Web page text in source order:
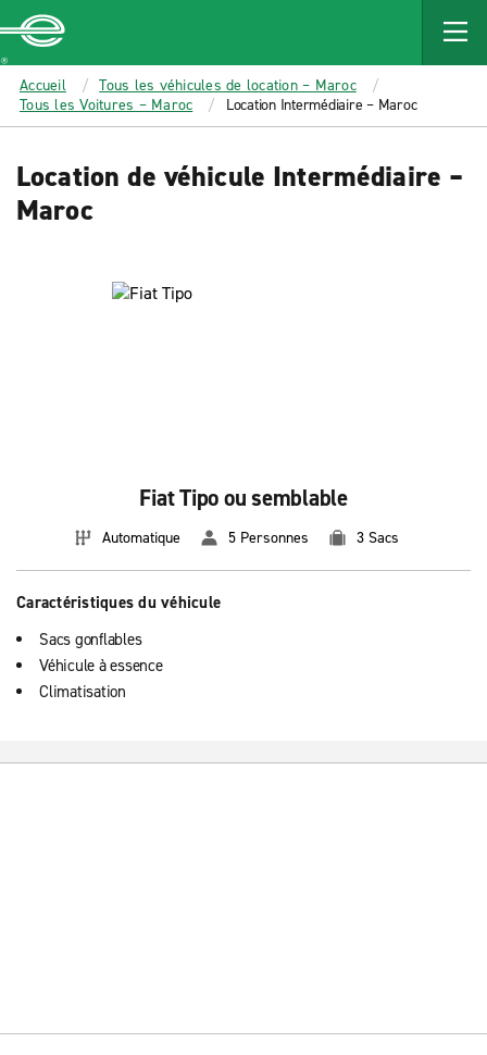
MAIN
CONTENT
Enterprise
Accueil
Tous les véhicules de location – Maroc
Tous les Voitures – Maroc
Location Intermédiaire – Maroc
Location de véhicule Intermédiaire –
Maroc
Fiat Tipo ou semblable
Automatique 5 Personnes 3 Sacs
Caractéristiques du véhicule
Sacs gonflables
Véhicule à essence
Climatisation